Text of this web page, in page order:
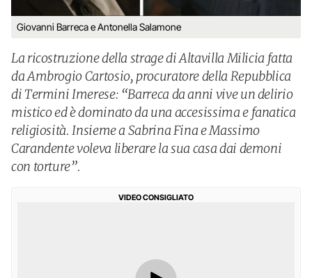
Giovanni Barreca e Antonella Salamone
La ricostruzione della strage di Altavilla Milicia fatta
da Ambrogio Cartosio, procuratore della Repubblica
di Termini Imerese: “Barreca da anni vive un delirio
mistico ed è dominato da una accesissima e fanatica
religiosità. Insieme a Sabrina Fina e Massimo
Carandente voleva liberare la sua casa dai demoni
con torture”.
VIDEO CONSIGLIATO